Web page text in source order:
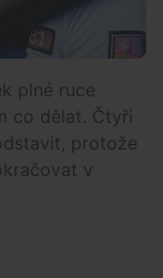
plné ruce
co dělat. Čtyři
protože
v